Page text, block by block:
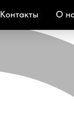
Контакты О